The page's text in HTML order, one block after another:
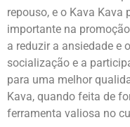
repouso, e o Kava Kava
importante na
a reduzir a ansiedade e
socialização e a
para uma melhor
Kava, quando feita de
ferramenta valiosa no